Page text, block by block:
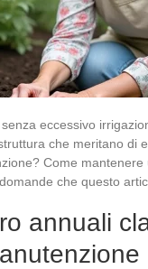
eccessivo
che meritano di
Come
che questo
annuali